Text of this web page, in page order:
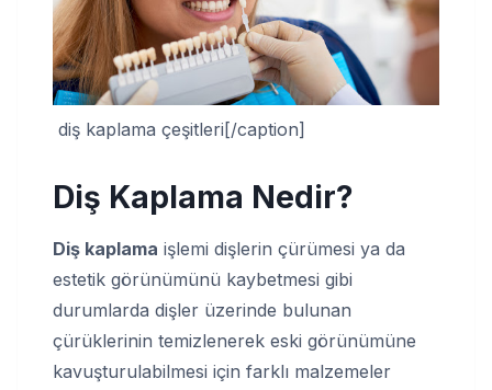
diş kaplama çeşitleri[/caption]
Diş Kaplama Nedir?
Diş kaplama işlemi dişlerin çürümesi ya da
estetik görünümünü kaybetmesi gibi
durumlarda dişler üzerinde bulunan
çürüklerinin temizlenerek eski görünümüne
kavuşturulabilmesi için farklı malzemeler